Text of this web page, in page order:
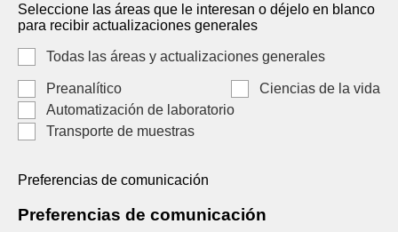
Seleccione las áreas que le interesan o déjelo en blanco
para recibir actualizaciones generales
Todas las áreas y actualizaciones generales
Preanalítico
Ciencias de la vida
Automatización de laboratorio
Transporte de muestras
Preferencias de comunicación
Preferencias de comunicación